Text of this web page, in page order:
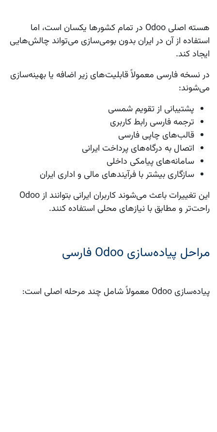
هسته اصلی Odoo در تمام کشورها یکسان است، اما
استفاده از آن در ایران بدون بومی‌سازی می‌تواند چالش‌هایی
ایجاد کند.
در نسخه فارسی معمولاً قابلیت‌های زیر اضافه یا بهینه‌سازی
می‌شوند:
پشتیبانی از تقویم شمسی
ترجمه فارسی رابط کاربری
قالب‌های چاپی فارسی
اتصال به درگاه‌های پرداخت ایرانی
سامانه‌های پیامکی داخلی
سازگاری بیشتر با فرآیندهای مالی و اداری ایران
این تغییرات باعث می‌شوند کاربران ایرانی بتوانند از Odoo
راحت‌تر و مطابق با نیازهای محلی استفاده کنند.
مراحل پیاده‌سازی Odoo فارسی
پیاده‌سازی Odoo معمولاً شامل چند مرحله اصلی است: